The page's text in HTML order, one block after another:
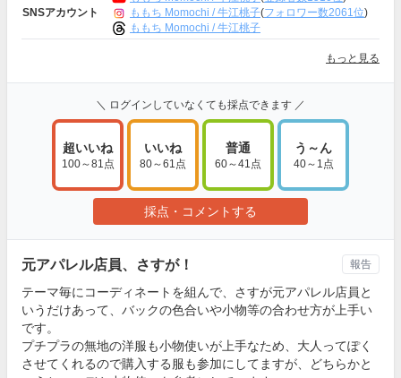
SNSアカウント
ももち Momochi / 牛江桃子(フォロワー数2061位)
ももち Momochi / 牛江桃子
もっと見る
＼ ログインしていなくても採点できます ／
超いいね
100～81点
いいね
80～61点
普通
60～41点
う～ん
40～1点
採点・コメントする
元アパレル店員、さすが！
テーマ毎にコーディネートを組んで、さすが元アパレル店員と
いうだけあって、バックの色合いや小物等の合わせ方が上手い
です。
プチプラの無地の洋服も小物使いが上手なため、大人ってぽく
させてくれるので購入する服も参加にしてますが、どちらかと
報告